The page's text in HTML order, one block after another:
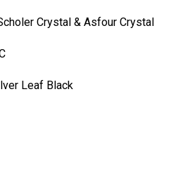
Crystal & Asfour Crystal
Leaf Black